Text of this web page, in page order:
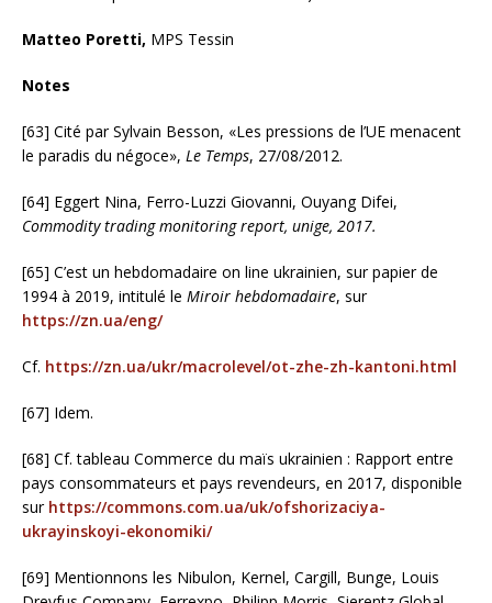
Matteo Poretti, MPS Tessin
Notes
[63] Cité par Sylvain Besson, «Les pressions de l’UE menacent
le paradis du négoce», Le Temps, 27/08/2012.
[64] Eggert Nina, Ferro-Luzzi Giovanni, Ouyang Difei,
Commodity trading monitoring report, unige, 2017.
[65] C’est un hebdomadaire on line ukrainien, sur papier de
1994 à 2019, intitulé le Miroir hebdomadaire, sur
https://zn.ua/eng/
Cf. https://zn.ua/ukr/macrolevel/ot-zhe-zh-kantoni.html
[67] Idem.
[68] Cf. tableau Commerce du maïs ukrainien : Rapport entre
pays consommateurs et pays revendeurs, en 2017, disponible
sur https://commons.com.ua/uk/ofshorizaciya-
ukrayinskoyi-ekonomiki/
[69] Mentionnons les Nibulon, Kernel, Cargill, Bunge, Louis